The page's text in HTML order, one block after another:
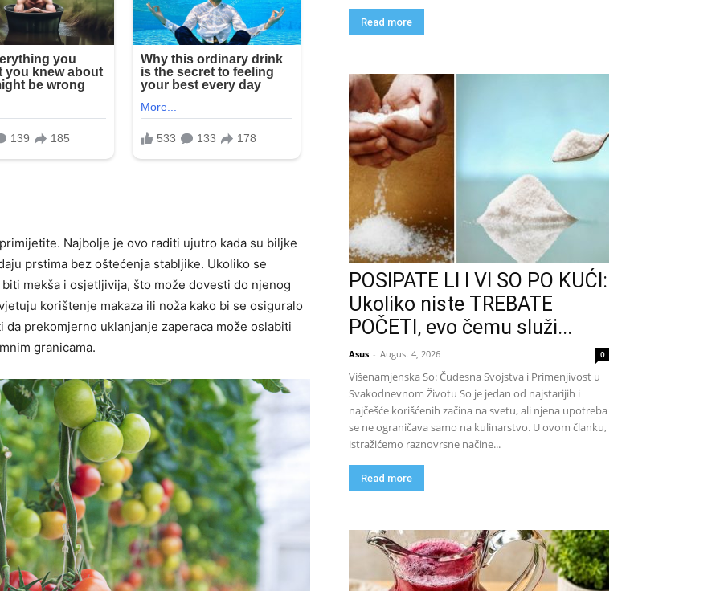
Najbolje je ovo raditi ujutro kada su biljke
prstima bez oštećenja stabljike. Ukoliko se
mekša i osjetljivija, što može dovesti do njenog
korištenje makaza ili noža kako bi se osiguralo
prekomjerno uklanjanje zaperaca može oslabiti
granicama.
Read more
POSIPATE LI I VI SO PO KUĆI:
Ukoliko niste TREBATE
POČETI, evo čemu služi...
Asus - August 4, 2026 0
Višenamjenska So: Čudesna Svojstva i Primenjivost u
Svakodnevnom Životu So je jedan od najstarijih i
najčešće korišćenih začina na svetu, ali njena upotreba
se ne ograničava samo na kulinarstvo. U ovom članku,
istražićemo raznovrsne načine...
Read more